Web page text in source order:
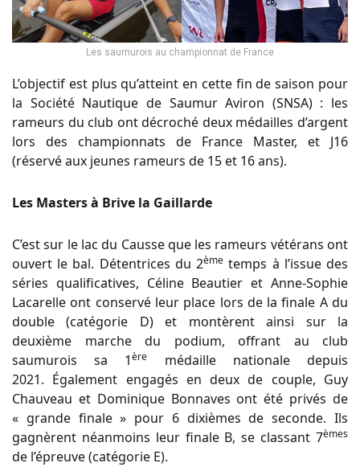
Les saumurois au championnat de France
L’objectif est plus qu’atteint en cette fin de saison pour
la Société Nautique de Saumur Aviron (SNSA) : les
rameurs du club ont décroché deux médailles d’argent
lors des championnats de France Master, et J16
(réservé aux jeunes rameurs de 15 et 16 ans).
Les Masters à Brive la Gaillarde
C’est sur le lac du Causse que les rameurs vétérans ont
ouvert le bal. Détentrices du 2ème temps à l’issue des
séries qualificatives, Céline Beautier et Anne-Sophie
Lacarelle ont conservé leur place lors de la finale A du
double (catégorie D) et montèrent ainsi sur la
deuxième marche du podium, offrant au club
saumurois sa 1ère
médaille nationale depuis
2021. Également engagés en deux de couple, Guy
Chauveau et Dominique Bonnaves ont été privés de
« grande finale » pour 6 dixièmes de seconde. Ils
gagnèrent néanmoins leur finale B, se classant 7èmes
de l’épreuve (catégorie E).